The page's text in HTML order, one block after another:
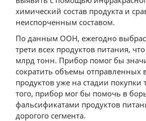
химический состав продукта и
неиспорченным составом.
По данным ООН, ежегодно
трети всех продуктов питания, что
млрд тонн. Прибор помог бы
сократить объемы отправленных
продуктов уже на стадии покупки
того, прибор мог бы помочь в
фальсификатами продуктов
дорогого сегмента.